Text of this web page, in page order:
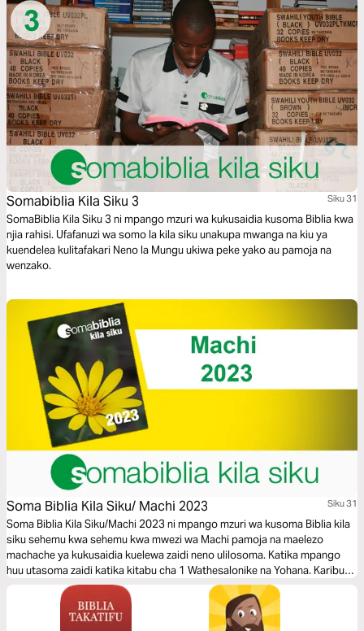
Somabiblia Kila Siku 3 Siku 31
SomaBiblia Kila Siku 3 ni mpango mzuri wa kukusaidia kusoma Biblia kwa
njia rahisi. Ufafanuzi wa somo la kila siku unakupa mwanga na kiu ya
kuendelea kulitafakari Neno la Mungu ukiwa peke yako au pamoja na
wenzako.
Soma Biblia Kila Siku/ Machi 2023 Siku 31
Soma Biblia Kila Siku/Machi 2023 ni mpango mzuri wa kusoma Biblia kila
siku sehemu kwa sehemu kwa mwezi wa Machi pamoja na maelezo
machache ya kukusaidia kuelewa zaidi neno ulilosoma. Katika mpango
huu utasoma zaidi katika kitabu cha 1 Wathesalonike na Yohana. Karibu
kujiunga na mpango huu bure